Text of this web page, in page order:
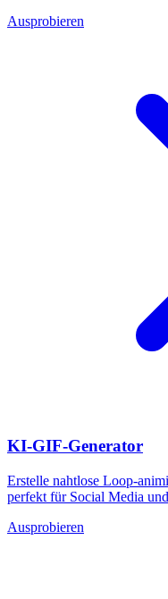
Ausprobieren
KI-GIF-Generator
Erstelle nahtlose Loop-
perfekt für Social Media
Ausprobieren